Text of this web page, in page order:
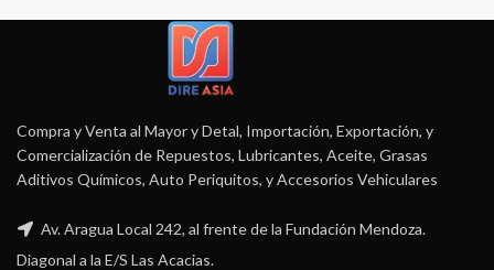
Compra y Venta al Mayor y Detal, Importación, Exportación, y
Comercialización de Repuestos, Lubricantes, Aceite, Grasas
Aditivos Químicos, Auto Periquitos, y Accesorios Vehiculares
Av. Aragua Local 242, al frente de la Fundación Mendoza.
Diagonal a la E/S Las Acacias.